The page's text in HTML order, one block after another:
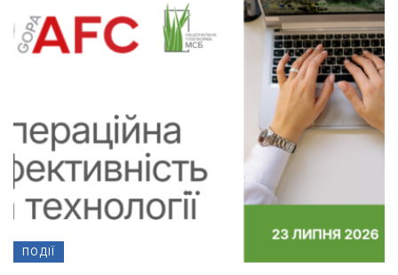
ПОДІЇ